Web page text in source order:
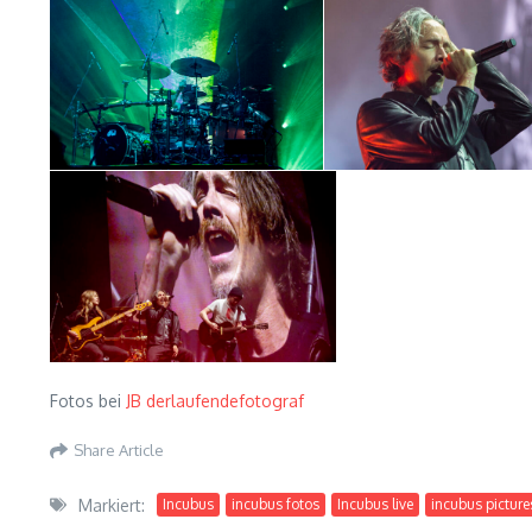
Fotos bei JB derlaufendefotograf
Share Article
Markiert: Incubus incubus fotos Incubus live incubus